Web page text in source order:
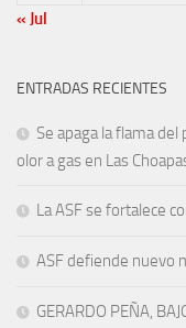
« Jul
ENTRADAS RECIENTES
Se apaga la flama
olor a gas en Las
La ASF se fortalece
ASF defiende nuevo
GERARDO PEÑA,